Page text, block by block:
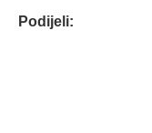
Podijeli: